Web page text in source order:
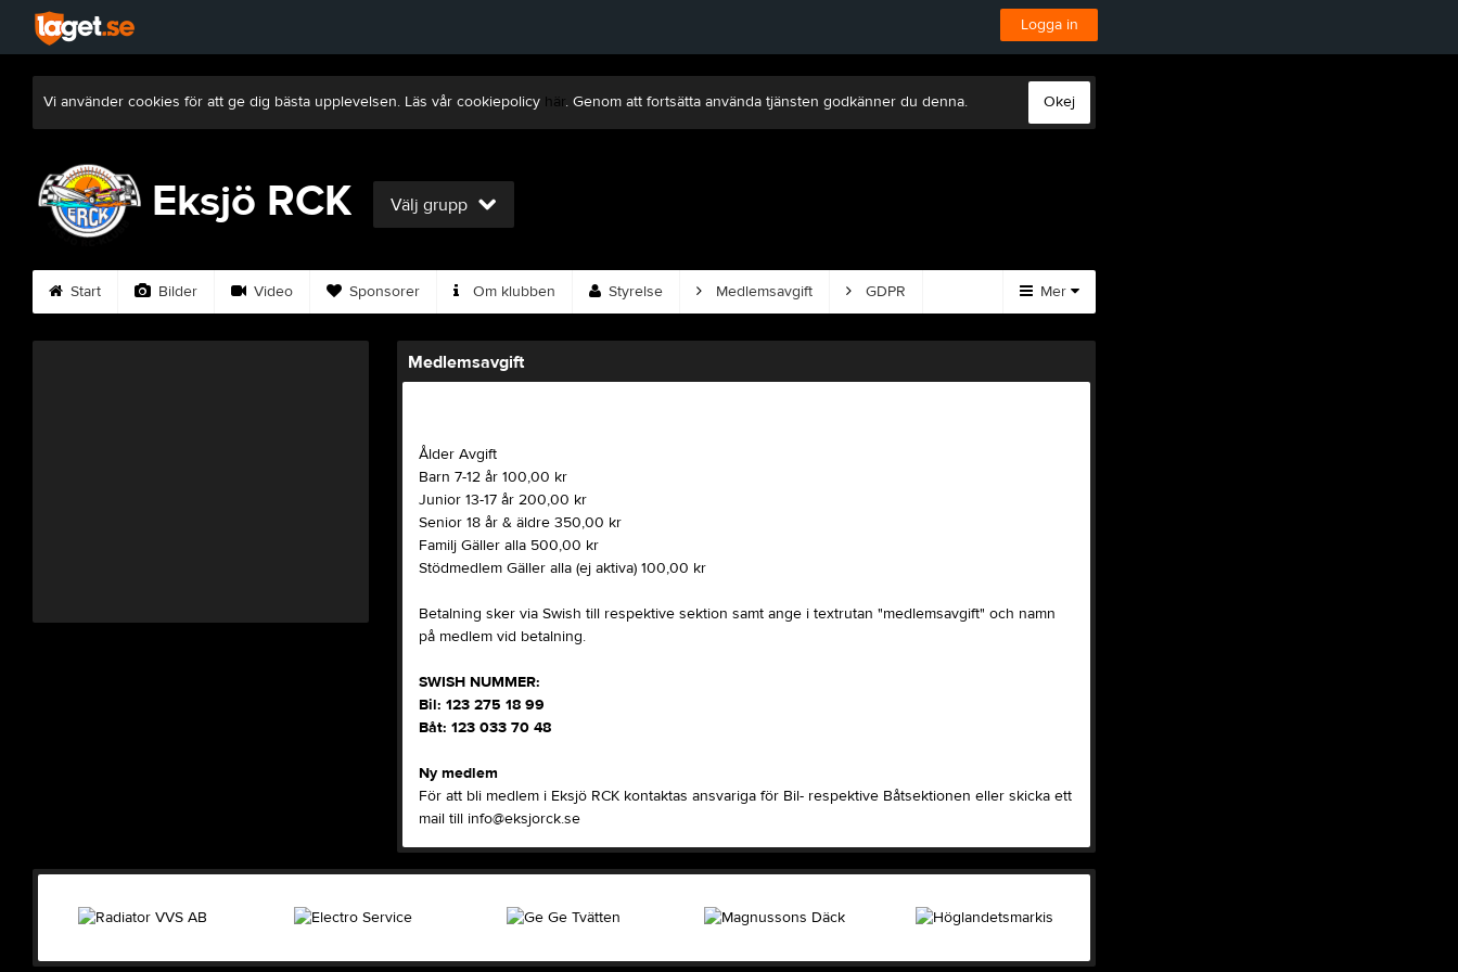
Logga in
Vi använder cookies för att ge dig bästa upplevelsen. Läs vår cookiepolicy här. Genom att fortsätta använda tjänsten godkänner du denna. Okej
Eksjö RCK Välj grupp
Start Bilder Video Sponsorer Om klubben Styrelse Medlemsavgift GDPR Mer
Medlemsavgift
Ålder Avgift
Barn 7-12 år 100,00 kr
Junior 13-17 år 200,00 kr
Senior 18 år & äldre 350,00 kr
Familj Gäller alla 500,00 kr
Stödmedlem Gäller alla (ej aktiva) 100,00 kr
Betalning sker via Swish till respektive sektion samt ange i textrutan "medlemsavgift" och namn
på medlem vid betalning.
SWISH NUMMER:
Bil: 123 275 18 99
Båt: 123 033 70 48
Ny medlem
För att bli medlem i Eksjö RCK kontaktas ansvariga för Bil- respektive Båtsektionen eller skicka ett
mail till info@eksjorck.se